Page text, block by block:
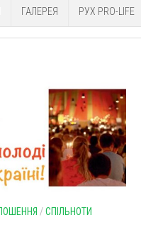
ГАЛЕРЕЯ РУХ PRO-LIFE
/СПІЛЬНОТИ